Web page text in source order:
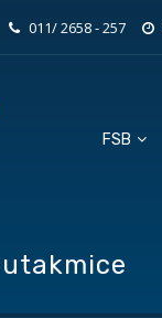
011/ 2658 - 257
FSB